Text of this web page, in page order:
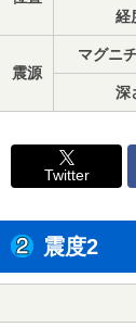
経
震源
マグニ
深
Twitter
震度2